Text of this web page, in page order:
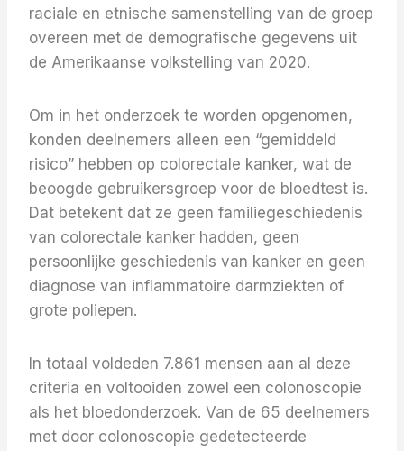
raciale en etnische samenstelling van de groep
overeen met de demografische gegevens uit
de Amerikaanse volkstelling van 2020.
Om in het onderzoek te worden opgenomen,
konden deelnemers alleen een “gemiddeld
risico” hebben op colorectale kanker, wat de
beoogde gebruikersgroep voor de bloedtest is.
Dat betekent dat ze geen familiegeschiedenis
van colorectale kanker hadden, geen
persoonlijke geschiedenis van kanker en geen
diagnose van inflammatoire darmziekten of
grote poliepen.
In totaal voldeden 7.861 mensen aan al deze
criteria en voltooiden zowel een colonoscopie
als het bloedonderzoek. Van de 65 deelnemers
met door colonoscopie gedetecteerde